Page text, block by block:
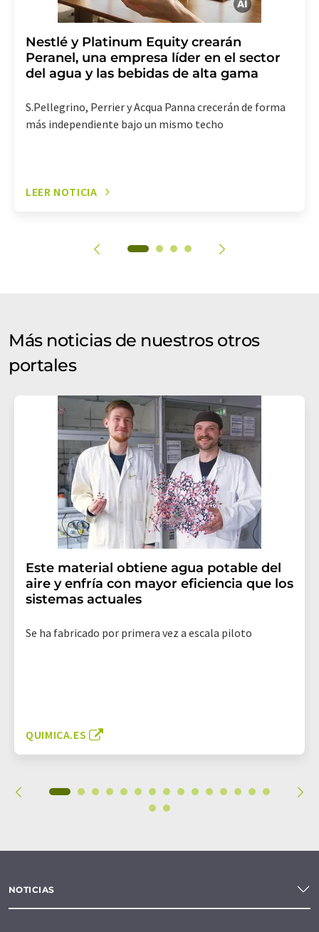
Nestlé y Platinum Equity crearán
Peranel, una empresa líder en el sector
del agua y las bebidas de alta gama
S.Pellegrino, Perrier y Acqua Panna crecerán de forma
más independiente bajo un mismo techo
LEER NOTICIA
Más noticias de nuestros otros
portales
Este material obtiene agua potable del
aire y enfría con mayor eficiencia que los
sistemas actuales
Se ha fabricado por primera vez a escala piloto
QUIMICA.ES
NOTICIAS